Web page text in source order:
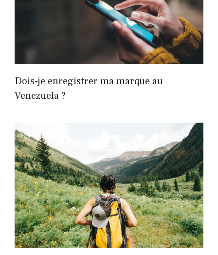
Dois-je enregistrer ma marque au
Venezuela ?